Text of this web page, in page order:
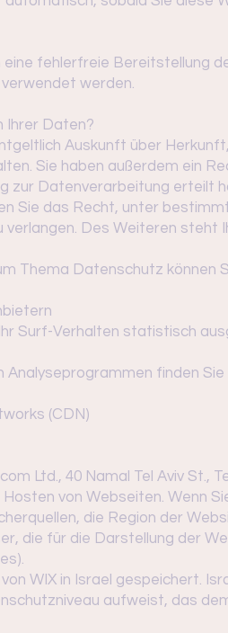
eine fehlerfreie Bereitstellung
werden.
Ihrer Daten?
Auskunft über
Sie haben außerdem ein
zur Datenverarbeitung erteilt
Sie das Recht, unter
verlangen. Des Weiteren
Thema Datenschutz können
Surf-Verhalten statistisch
finden
(CDN)
Ltd., 40 Namal Tel Aviv St.,
von Webseiten. Wenn
die Region der
die für die Darstellung der
WIX in Israel gespeichert.
aufweist, das